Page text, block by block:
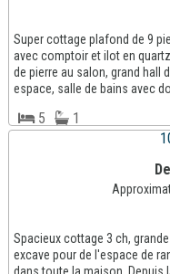
Super cottage plafond de 9
avec comptoir et ilot en
de pierre au salon, grand hall
espace, salle de bains avec
5 1
Spacieux cottage 3 ch,
excave pour de l'espace de